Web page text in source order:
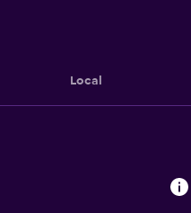
Local